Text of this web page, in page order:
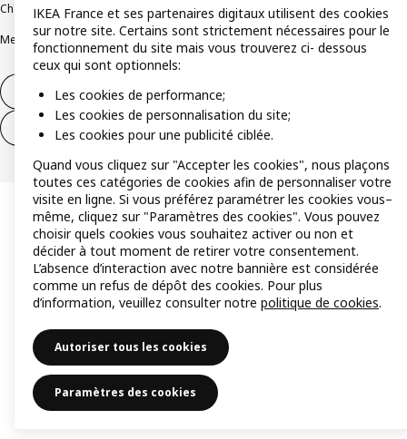
Charte de protection des donnéesPolitique relative aux cookies
Mentions légales Alertes fraudeRappel produitAccessibilité : non conforme
Formulaire de rétractation – produits
Formulaire de rétractation – services
IKEA France et ses partenaires digitaux utilisent des cookies
sur notre site. Certains sont strictement nécessaires pour le
fonctionnement du site mais vous trouverez ci- dessous
ceux qui sont optionnels:
Les cookies de performance;
Les cookies de personnalisation du site;
Les cookies pour une publicité ciblée.
Quand vous cliquez sur "Accepter les cookies", nous plaçons
toutes ces catégories de cookies afin de personnaliser votre
visite en ligne. Si vous préférez paramétrer les cookies vous–
même, cliquez sur "Paramètres des cookies". Vous pouvez
choisir quels cookies vous souhaitez activer ou non et
décider à tout moment de retirer votre consentement.
L’absence d’interaction avec notre bannière est considérée
comme un refus de dépôt des cookies. Pour plus
d’information, veuillez consulter notre politique de cookies.
Autoriser tous les cookies
Paramètres des cookies